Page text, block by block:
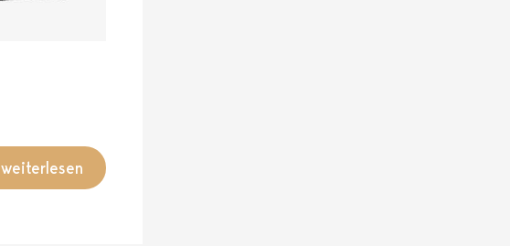
weiterlesen